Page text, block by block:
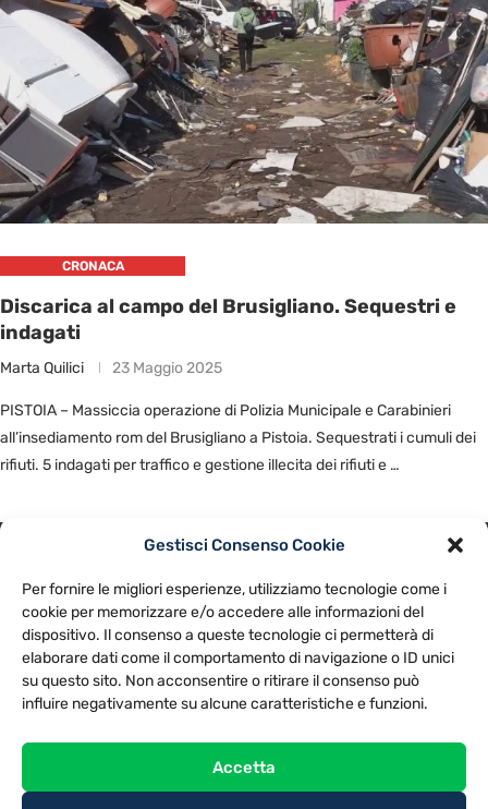
Gestisci Consenso Cookie
Per fornire le migliori esperienze, utilizziamo tecnologie come i
cookie per memorizzare e/o accedere alle informazioni del
dispositivo. Il consenso a queste tecnologie ci permetterà di
elaborare dati come il comportamento di navigazione o ID unici
su questo sito. Non acconsentire o ritirare il consenso può
influire negativamente su alcune caratteristiche e funzioni.
Accetta
CRONACA
Discarica al campo del Brusigliano. Sequestri e
indagati
Marta Quilici 23 Maggio 2025
PISTOIA – Massiccia operazione di Polizia Municipale e Carabinieri
all’insediamento rom del Brusigliano a Pistoia. Sequestrati i cumuli dei
rifiuti. 5 indagati per traffico e gestione illecita dei rifiuti e …
NOTE LEGALI
CONTATTACI PREFERENZE
TV LIBERA S.P.A.
Via Monteleonese 95/21 – 51100 Pistoia (PT)
Tel. 0573.9136 / Fax 0573.913615